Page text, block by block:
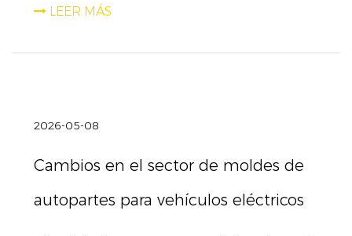
LEER MÁS
2026-05-08
Cambios en el sector de moldes de
autopartes para vehículos eléctricos